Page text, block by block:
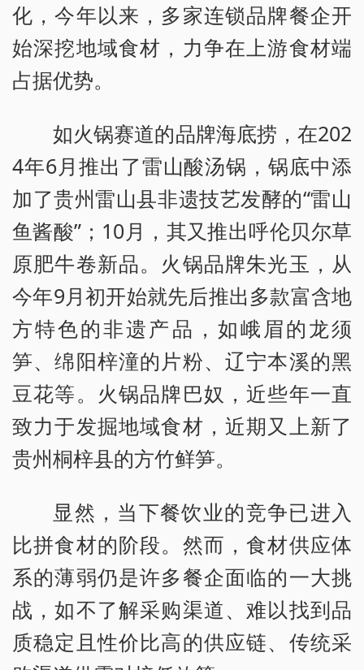
化，今年以来，多家连锁品牌餐企开
始深挖地域食材，力争在上游食材端
占据优势。
如火锅赛道的品牌海底捞，在202
4年6月推出了雷山酸汤锅，锅底中添
加了贵州雷山县非遗技艺发酵的“雷山
鱼酱酸”；10月，其又推出呼伦贝尔草
原肥牛卷新品。火锅品牌朱光玉，从
今年9月初开始就先后推出多款富含地
方特色的非遗产品，如峨眉的龙须
笋、绵阳梓潼的片粉、辽宁本溪的黑
豆花等。火锅品牌巴奴，近些年一直
致力于发掘地域食材，近期又上新了
贵州桐梓县的方竹鲜笋。
显然，当下餐饮业的竞争已进入
比拼食材的阶段。然而，食材供应体
系的薄弱仍是许多餐企面临的一大挑
战，如不了解采购渠道、难以找到品
质稳定且性价比高的供应链、传统采